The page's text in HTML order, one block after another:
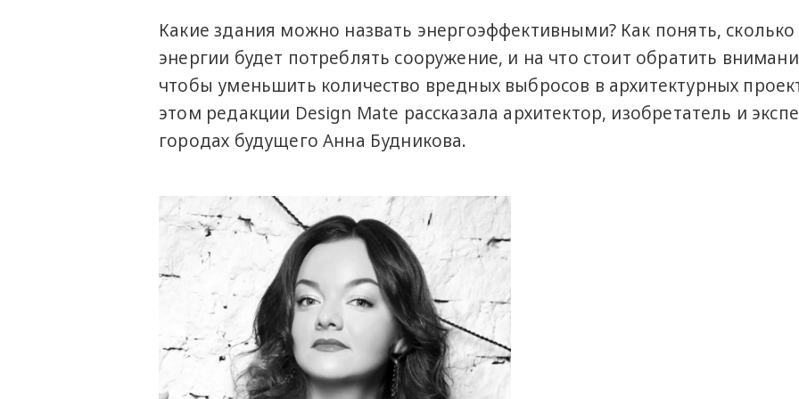
Какие здания можно назвать энергоэффективными? Как понять, сколько
энергии будет потреблять сооружение, и на что стоит обратить
чтобы уменьшить количество вредных выбросов в архитектурных
этом редакции Design Mate рассказала архитектор, изобретатель и
городах будущего Анна Будникова.